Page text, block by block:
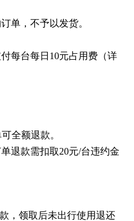
单，不予以发货。
每台每日 10元占用费（详
全额退款。
退款需扣取20元/台违约金
，领取后未出行使用退还